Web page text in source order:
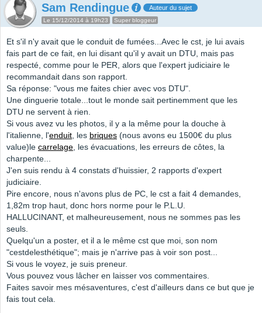
Sam Rendingue Auteur du sujet
Le 15/12/2014 à 19h23 Super bloggeur
Et s'il n'y avait que le conduit de fumées...Avec le cst, je lui avais
fais part de ce fait, en lui disant qu'il y avait un DTU, mais pas
respecté, comme pour le PER, alors que l'expert judiciaire le
recommandait dans son rapport.
Sa réponse: "vous me faites chier avec vos DTU".
Une dinguerie totale...tout le monde sait pertinemment que les
DTU ne servent à rien.
Si vous avez vu les photos, il y a la même pour la douche à
l'italienne, l'enduit, les briques (nous avons eu 1500€ du plus
value)le carrelage, les évacuations, les erreurs de côtes, la
charpente...
J'en suis rendu à 4 constats d'huissier, 2 rapports d'expert
judiciaire.
Pire encore, nous n'avons plus de PC, le cst a fait 4 demandes,
1,82m trop haut, donc hors norme pour le P.L.U.
HALLUCINANT, et malheureusement, nous ne sommes pas les
seuls.
Quelqu'un a poster, et il a le même cst que moi, son nom
"cestdelesthétique"; mais je n'arrive pas à voir son post...
Si vous le voyez, je suis preneur.
Vous pouvez vous lâcher en laisser vos commentaires.
Faites savoir mes mésaventures, c'est d'ailleurs dans ce but que je
fais tout cela.